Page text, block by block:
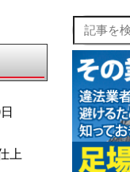
上
記事を検索